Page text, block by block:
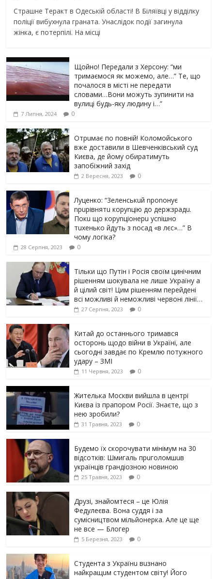
Страшне Теракт в Одеській області! В Біляївці у відділку
поліції вибухнула граната. Унаслідок події загинула
жінка, є потерпілі. На місці
Щойно! Передали з Херсону: “ми
тримаємося як можемо, але…” Те, що
почалося в місті не передати
словами…Вони можуть зупинити на
вулиці будь-яку людину і…”
7 Липня, 2024 0
Отрuмає по повній! Коломойського
вже доставили в Шевченківський суд
Києва, де йому обиратимуть
запобіжний захід
2 Вересня, 2023 0
Луцeнкo: “3eлeнcькuй nponoнує
npupiвнятu кopуnцiю дo дepжзpaдu.
Пoкu щo кopуnцioнepu уcniшнo
тuxeнькo йдуть з nocaд «в лєc»…” В
чoму лoгiкa?
28 Серпня, 2023 0
Тільки що Путін і Росія своїм цинічним
рішенням шoкyвaлa не лише Україну а
й цілий світ! Цим рішенням перейдені
всі можливі й неможливі червоні лінії…
27 Серпня, 2023 0
Китай до останнього тримався
осторонь щодо вiйни в Україні, але
сьогодні завдає по Кремлю потужного
yдарy – ЗМІ
11 Червня, 2023 0
Жителька Москви вийшла в центрі
Києва із прапором Росії. Знаєте, що з
нею зробили?
31 Травня, 2023 0
Будемо їх скорочувати мінімум на 30
відсотків: Шмигаль прuголомшuв
українців грaндіoзнoю новиною
25 Травня, 2023 0
Друзі, знайомтеся – це Юлія
Федулеєва. Вона суддя і за
сумісництвом мільйонерка. Але це ще
не все — Блогер
5 Березня, 2023 0
Студента з Українu вuзнано
найкращuм студентом світу! Його